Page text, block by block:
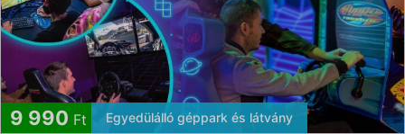
9 990 Ft Egyedülálló géppark és látvány